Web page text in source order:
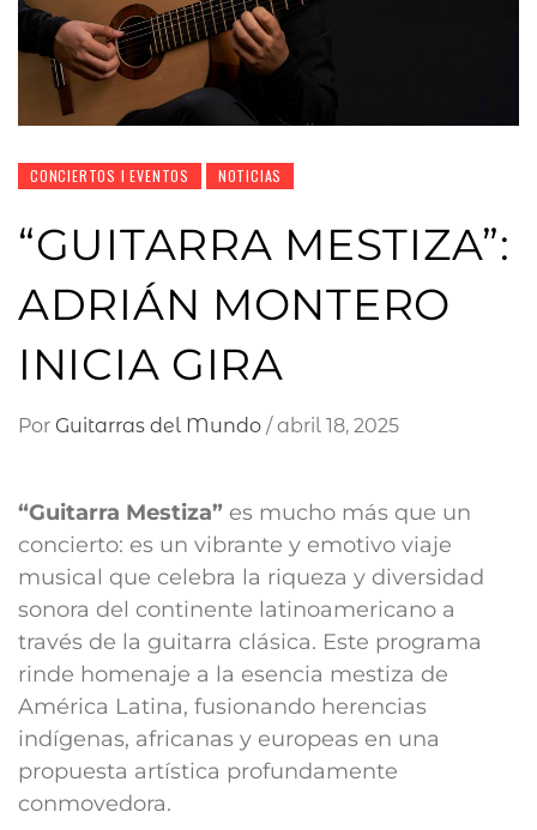
CONCIERTOS I EVENTOS NOTICIAS
“GUITARRA MESTIZA”:
ADRIÁN MONTERO
INICIA GIRA
Por Guitarras del Mundo / abril 18, 2025
“Guitarra Mestiza” es mucho más que un
concierto: es un vibrante y emotivo viaje
musical que celebra la riqueza y diversidad
sonora del continente latinoamericano a
través de la guitarra clásica. Este programa
rinde homenaje a la esencia mestiza de
América Latina, fusionando herencias
indígenas, africanas y europeas en una
propuesta artística profundamente
conmovedora.